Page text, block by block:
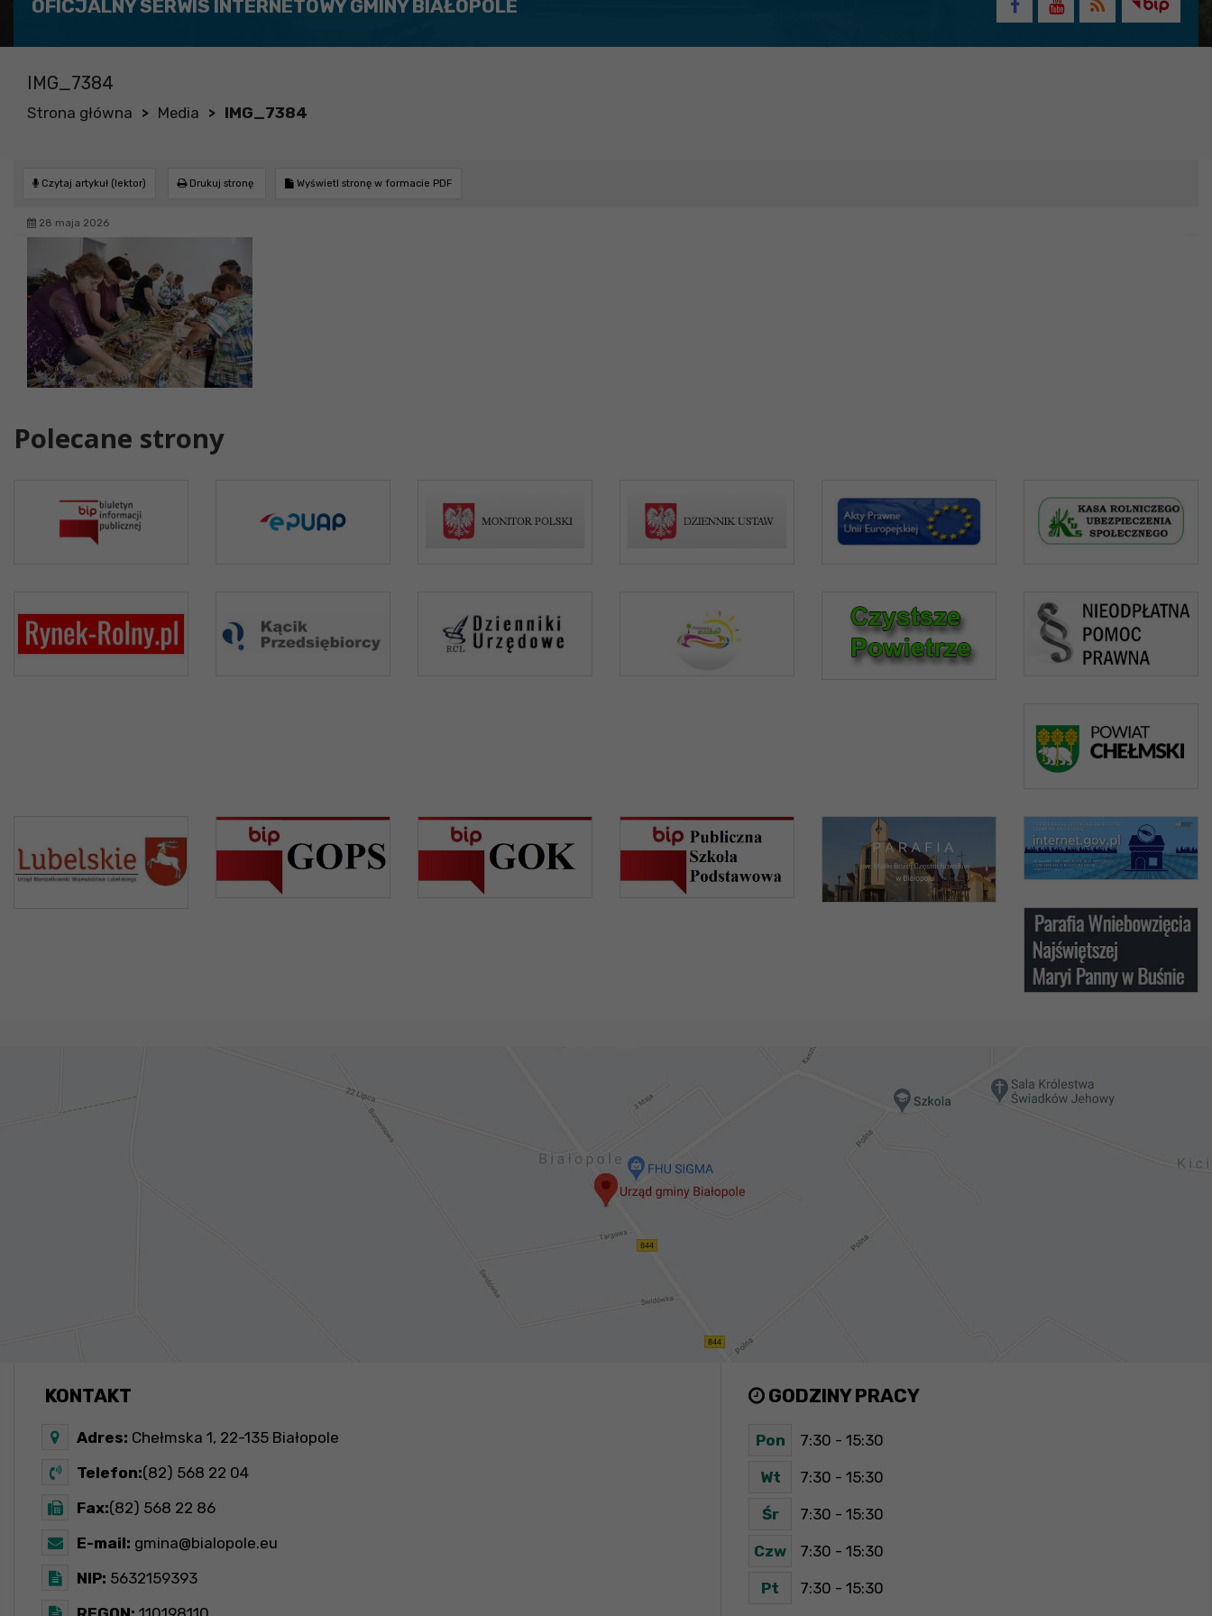
OFICJALNY SERWIS INTERNETOWY GMINY BIAŁOPOLE
IMG_7384
Strona główna > Media > IMG_7384
Czytaj artykuł (lektor) Drukuj stronę Wyświetl stronę w formacie PDF
28 maja 2026
Polecane strony
KONTAKT
Adres: Chełmska 1, 22-135 Białopole
Telefon:(82) 568 22 04
Fax:(82) 568 22 86
E-mail: gmina@bialopole.eu
NIP: 5632159393
GODZINY PRACY
Pon 7:30 - 15:30
Wt 7:30 - 15:30
Śr 7:30 - 15:30
Czw 7:30 - 15:30
Pt 7:30 - 15:30